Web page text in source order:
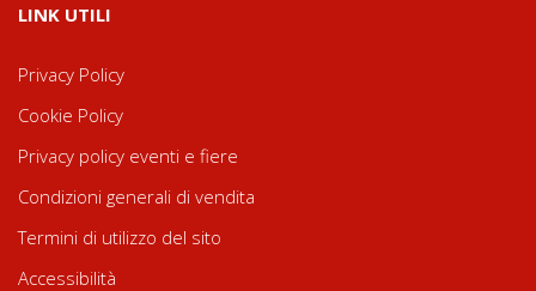
LINK UTILI
Privacy Policy
Cookie Policy
Privacy policy eventi e fiere
Condizioni generali di vendita
Termini di utilizzo del sito
Accessibilità